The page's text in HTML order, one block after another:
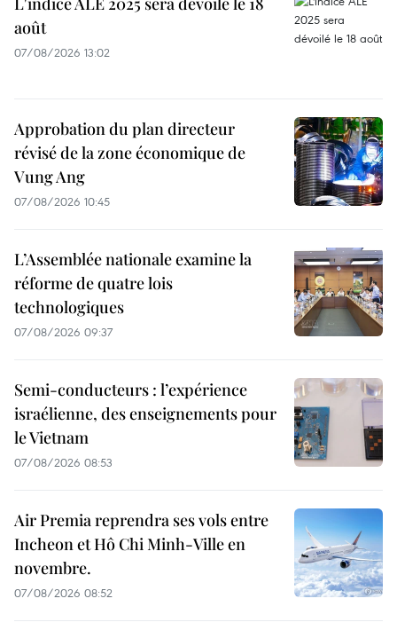
août
07/08/2026 13:02
Approbation du plan directeur
révisé de la zone économique de
Vung Ang
07/08/2026 10:45
L’Assemblée nationale examine la
réforme de quatre lois
technologiques
07/08/2026 09:37
Semi-conducteurs : l’expérience
israélienne, des enseignements pour
le Vietnam
07/08/2026 08:53
Air Premia reprendra ses vols entre
Incheon et Hô Chi Minh-Ville en
novembre.
07/08/2026 08:52